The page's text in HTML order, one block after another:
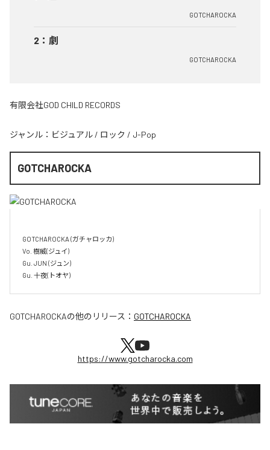
GOTCHAROCKA
2 ： 劇
GOTCHAROCKA
有限会社GOD CHILD RECORDS
ジャンル： ビジュアル / ロック / J-Pop
GOTCHAROCKA
GOTCHAROCKA (ガチャロッカ)
Vo. 樹威(ジュイ)
Gu. JUN (ジュン)
GOTCHAROCKAの他のリリース： GOTCHAROCKA
https://www.gotcharocka.com